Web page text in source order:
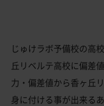
じゅけラボ予備校の高
丘リベルテ高校に偏差
力・偏差値から香ヶ丘
身に付ける事が出来る